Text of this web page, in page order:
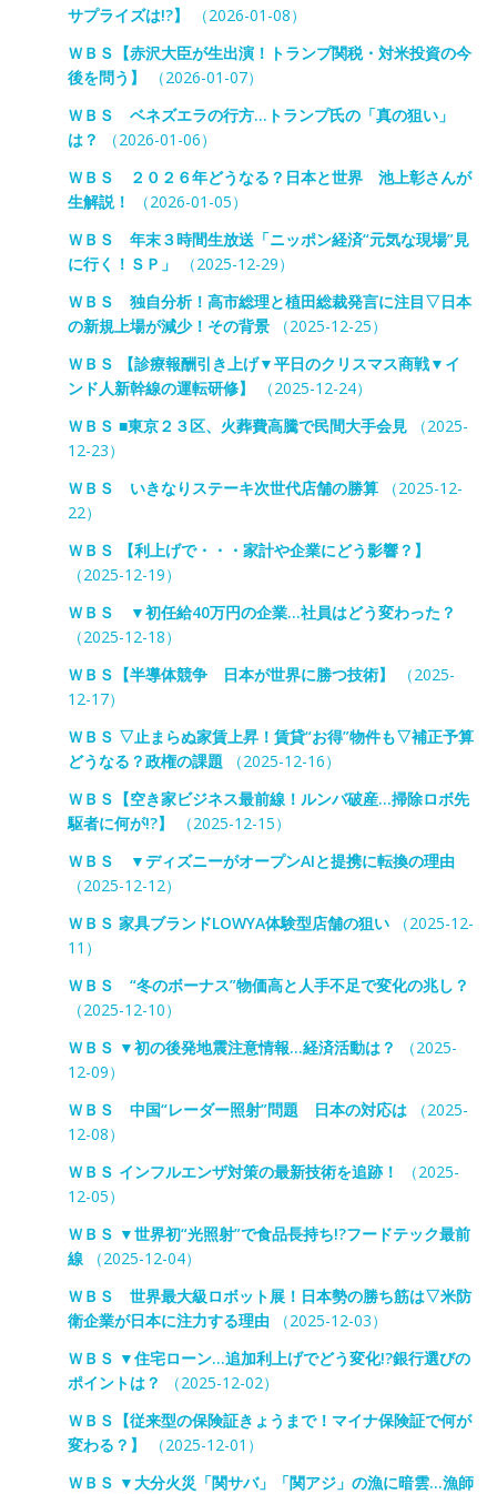
サプライズは!?】
（2026-01-08）
ＷＢＳ【赤沢大臣が生出演！トランプ関税・対米投資の今
後を問う】
（2026-01-07）
ＷＢＳ ベネズエラの行方…トランプ氏の「真の狙い」
は？
（2026-01-06）
ＷＢＳ ２０２６年どうなる？日本と世界 池上彰さんが
生解説！
（2026-01-05）
ＷＢＳ 年末３時間生放送「ニッポン経済“元気な現場”見
に行く！ＳＰ」
（2025-12-29）
ＷＢＳ 独自分析！高市総理と植田総裁発言に注目▽日本
の新規上場が減少！その背景（2025-12-25）
ＷＢＳ 【診療報酬引き上げ▼平日のクリスマス商戦▼イ
ンド人新幹線の運転研修】
（2025-12-24）
ＷＢＳ ■東京２３区、火葬費高騰で民間大手会見（2025-
12-23）
ＷＢＳ いきなりステーキ次世代店舗の勝算（2025-12-
22）
ＷＢＳ 【利上げで・・・家計や企業にどう影響？】
（2025-12-19）
ＷＢＳ ▼初任給40万円の企業…社員はどう変わった？
（2025-12-18）
ＷＢＳ【半導体競争 日本が世界に勝つ技術】
（2025-
12-17）
ＷＢＳ ▽止まらぬ家賃上昇！賃貸“お得”物件も▽補正予算
どうなる？政権の課題 （2025-12-16）
ＷＢＳ【空き家ビジネス最前線！ルンバ破産…掃除ロボ先
駆者に何が!?】
（2025-12-15）
ＷＢＳ ▼ディズニーがオープンAIと提携に転換の理由
（2025-12-12）
ＷＢＳ 家具ブランドLOWYA体験型店舗の狙い（2025-12-
11）
ＷＢＳ “冬のボーナス”物価高と人手不足で変化の兆し？
（2025-12-10）
ＷＢＳ ▼初の後発地震注意情報…経済活動は？
（2025-
12-09）
ＷＢＳ 中国“レーダー照射”問題 日本の対応は（2025-
12-08）
ＷＢＳ インフルエンザ対策の最新技術を追跡！
（2025-
12-05）
ＷＢＳ ▼世界初“光照射”で食品長持ち!?フードテック最前
線（2025-12-04）
ＷＢＳ 世界最大級ロボット展！日本勢の勝ち筋は▽米防
衛企業が日本に注力する理由（2025-12-03）
ＷＢＳ ▼住宅ローン…追加利上げでどう変化!?銀行選びの
ポイントは？
（2025-12-02）
ＷＢＳ【従来型の保険証きょうまで！マイナ保険証で何が
変わる？】
（2025-12-01）
ＷＢＳ ▼大分火災「関サバ」「関アジ」の漁に暗雲…漁師